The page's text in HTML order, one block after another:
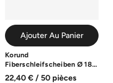
Ajouter Au Panier
Korund
Fiberschleifscheiben Ø 180
mm | 50er-Pack | K16-K100
22,40 € / 50 pièces